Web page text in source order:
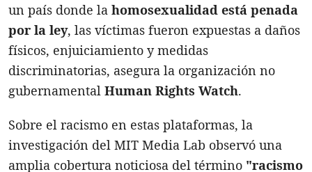
un país donde la homosexualidad está penada
por la ley, las víctimas fueron expuestas a daños
físicos, enjuiciamiento y medidas
discriminatorias, asegura la organización no
gubernamental Human Rights Watch.
Sobre el racismo en estas plataformas, la
investigación del MIT Media Lab observó una
amplia cobertura noticiosa del término "racismo